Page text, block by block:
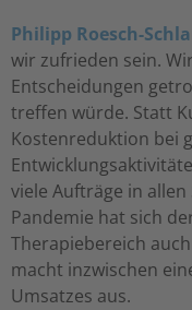
Philipp Roesch-
wir zufrieden sein.
Entscheidungen
treffen würde. Statt
Kostenreduktion bei
viele Aufträge in
Pandemie hat sich
Therapiebereich
macht inzwischen
Umsatzes aus.